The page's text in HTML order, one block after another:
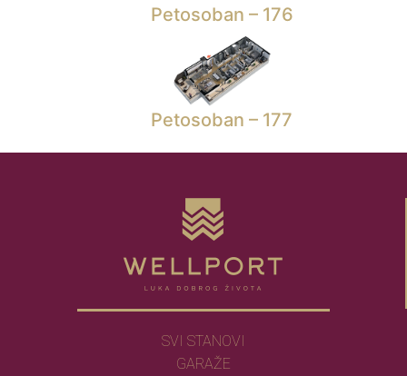
Petosoban – 176
Petosoban – 177
SVI STANOVI
GARAŽE